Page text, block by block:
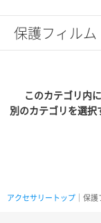
保護フィルム
このカテゴリ内
別のカテゴリを選択
アクセサリートップ ｜保